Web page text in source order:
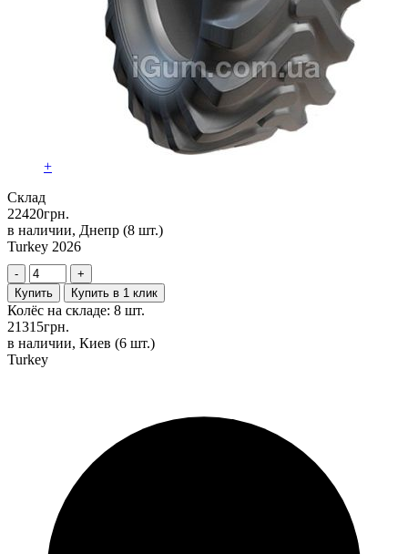
+
Склад
22420грн.
в наличии, Днепр (8 шт.)
Turkey 2026
-
+
Купить
Купить в 1 клик
Колёс на складе: 8 шт.
21315грн.
в наличии, Киев (6 шт.)
Turkey